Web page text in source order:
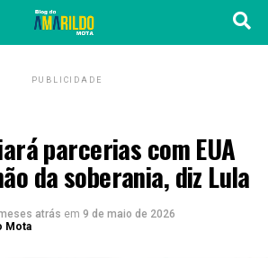
PUBLICIDADE
parcerias com EUA
da soberania, diz Lula
atrás em 9 de maio de 2026
Mota